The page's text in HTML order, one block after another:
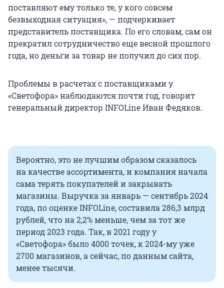
поставляют ему только те, у кого совсем
безвыходная ситуация», — подчеркивает
представитель поставщика. По его словам, сам он
прекратил сотрудничество еще весной прошлого
года, но деньги за товар не получил до сих пор.
Проблемы в расчетах с поставщиками у
«Светофора» наблюдаются почти год, говорит
генеральный директор INFOLine Иван Федяков.
Вероятно, это не лучшим образом сказалось
на качестве ассортимента, и компания начала
сама терять покупателей и закрывать
магазины. Выручка за январь — сентябрь 2024
года, по оценке INFOLine, составила 286,3 млрд
рублей, что на 2,2% меньше, чем за тот же
период 2023 года. Так, в 2021 году у
«Светофора» было 4000 точек, к 2024-му уже
2700 магазинов, а сейчас, по данным сайта,
менее тысячи.